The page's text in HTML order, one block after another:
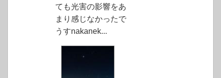
ても光害の影響をあ
まり感じなかったで
うすnakanek...